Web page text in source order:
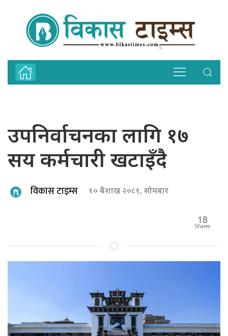
उपनिर्वाचनका लागि १७
सय कर्मचारी खटाइँदै
विकास टाइम्स १० बैशाख २०८१, सोमबार
18
Shares